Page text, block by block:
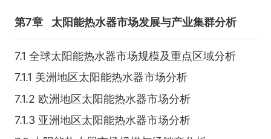
第7章 太阳能热水器市场发展与产业集群分析
7.1 全球太阳能热水器市场规模及重点区域分析
7.1.1 美洲地区太阳能热水器市场分析
7.1.2 欧洲地区太阳能热水器市场分析
7.1.3 亚洲地区太阳能热水器市场分析